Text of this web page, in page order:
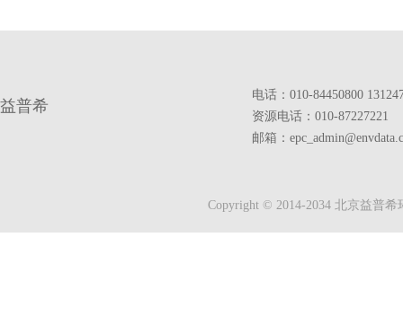
益普希
电话：010-84450800
资源电话：010-87227221
邮箱：
Copyright © 2014-2034 北京益普